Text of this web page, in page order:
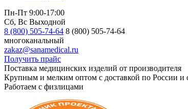
Пн-Пт 9:00-17:00
Сб, Вс Выходной
8 (800) 505-74-64 8 (800) 505-74-64
многоканальный
zakaz@sanamedical.ru
Получить прайс
Поставка медицинских изделий от производителя
Крупным и мелким оптом с доставкой по России и
Работаем с физлицами